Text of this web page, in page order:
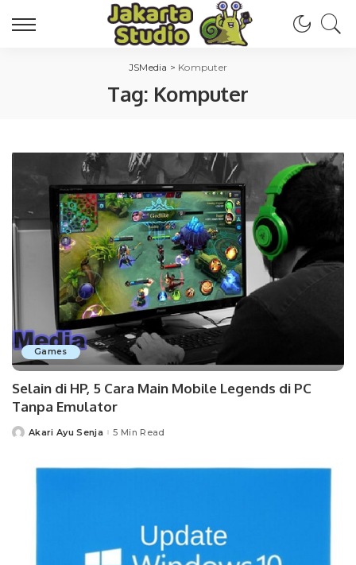
JSMedia > Komputer
Tag: Komputer
Games
Selain di HP, 5 Cara Main Mobile Legends di PC
Tanpa Emulator
PostedAkari Ayu Senja 5 Min Read